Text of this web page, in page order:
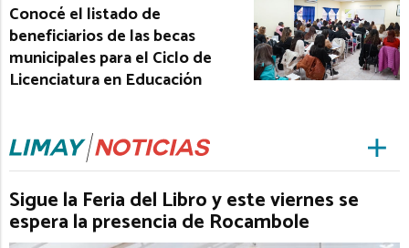
Conocé el listado de
beneficiarios de las becas
municipales para el Ciclo de
Licenciatura en Educación
Sigue la Feria del Libro y este viernes se
espera la presencia de Rocambole